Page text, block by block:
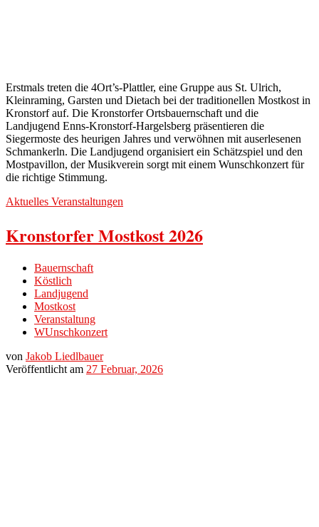
Erstmals treten die 4Ort’s-Plattler, eine Gruppe aus St. Ulrich,
Kleinraming, Garsten und Dietach bei der traditionellen Mostkost in
Kronstorf auf. Die Kronstorfer Ortsbauernschaft und die
Landjugend Enns-Kronstorf-Hargelsberg präsentieren die
Siegermoste des heurigen Jahres und verwöhnen mit auserlesenen
Schmankerln. Die Landjugend organisiert ein Schätzspiel und den
Mostpavillon, der Musikverein sorgt mit einem Wunschkonzert für
die richtige Stimmung.
Aktuelles Veranstaltungen
Kronstorfer Mostkost 2026
Bauernschaft
Köstlich
Landjugend
Mostkost
Veranstaltung
WUnschkonzert
von Jakob Liedlbauer
Veröffentlicht am 27 Februar, 2026